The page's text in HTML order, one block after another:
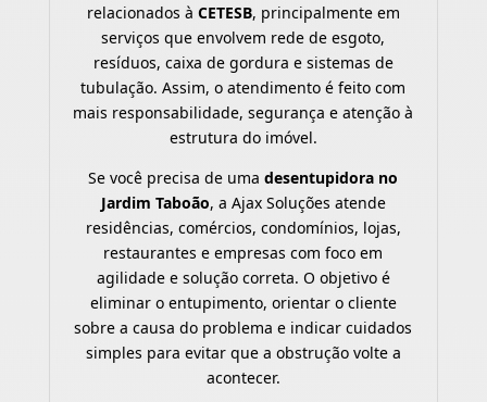
relacionados à CETESB, principalmente em
serviços que envolvem rede de esgoto,
resíduos, caixa de gordura e sistemas de
tubulação. Assim, o atendimento é feito com
mais responsabilidade, segurança e atenção à
estrutura do imóvel.
Se você precisa de umadesentupidora no
Jardim Taboão, a Ajax Soluções atende
residências, comércios, condomínios, lojas,
restaurantes e empresas com foco em
agilidade e solução correta. O objetivo é
eliminar o entupimento, orientar o cliente
sobre a causa do problema e indicar cuidados
simples para evitar que a obstrução volte a
acontecer.